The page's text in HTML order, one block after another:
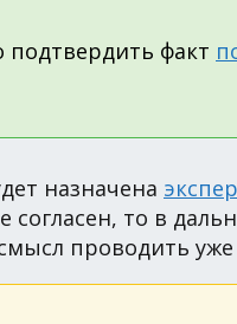
факт
назначена
согласен, то в
проводить